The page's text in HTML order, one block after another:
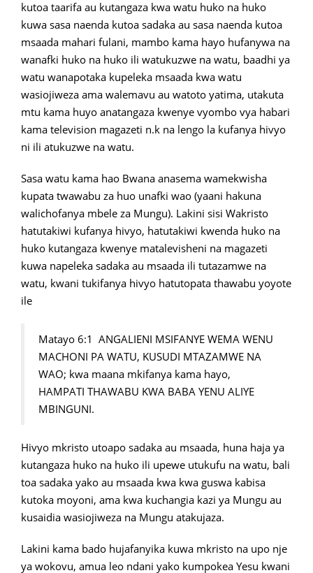
kutoa taarifa au kutangaza kwa watu huko na huko
kuwa sasa naenda kutoa sadaka au sasa naenda kutoa
msaada mahari fulani, mambo kama hayo hufanywa na
wanafki huko na huko ili watukuzwe na watu, baadhi ya
watu wanapotaka kupeleka msaada kwa watu
wasiojiweza ama walemavu au watoto yatima, utakuta
mtu kama huyo anatangaza kwenye vyombo vya habari
kama television magazeti n.k na lengo la kufanya hivyo
ni ili atukuzwe na watu.
Sasa watu kama hao Bwana anasema wamekwisha
kupata twawabu za huo unafki wao (yaani hakuna
walichofanya mbele za Mungu). Lakini sisi Wakristo
hatutakiwi kufanya hivyo, hatutakiwi kwenda huko na
huko kutangaza kwenye matalevisheni na magazeti
kuwa napeleka sadaka au msaada ili tutazamwe na
watu, kwani tukifanya hivyo hatutopata thawabu yoyote
ile
Matayo 6:1 ANGALIENI MSIFANYE WEMA WENU
MACHONI PA WATU, KUSUDI MTAZAMWE NA
WAO; kwa maana mkifanya kama hayo,
HAMPATI THAWABU KWA BABA YENU ALIYE
MBINGUNI.
Hivyo mkristo utoapo sadaka au msaada, huna haja ya
kutangaza huko na huko ili upewe utukufu na watu, bali
toa sadaka yako au msaada kwa kwa guswa kabisa
kutoka moyoni, ama kwa kuchangia kazi ya Mungu au
kusaidia wasiojiweza na Mungu atakujaza.
Lakini kama bado hujafanyika kuwa mkristo na upo nje
ya wokovu, amua leo ndani yako kumpokea Yesu kwani